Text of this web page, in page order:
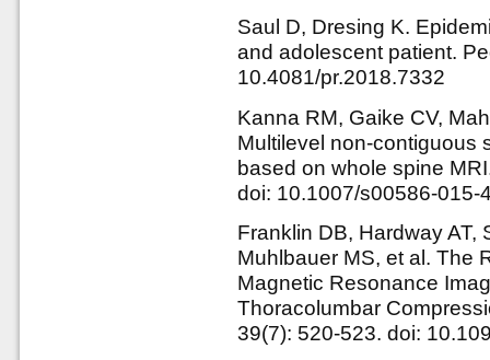
Saul D, Dresing K.
and adolescent patient.
10.4081/pr.2018.7332
Kanna RM, Gaike CV,
Multilevel non-contiguous
based on whole spine
doi: 10.1007/s00586-015-
Franklin DB, Hardway AT,
Muhlbauer MS, et al. The
Magnetic Resonance
Thoracolumbar
39(7): 520-523. doi: